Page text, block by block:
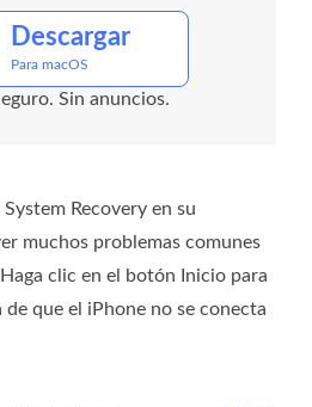
Descargar
Para macOS
Sin anuncios.
Recovery en su
muchos problemas comunes
clic en el botón Inicio para
que el iPhone no se conecta